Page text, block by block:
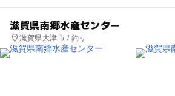
滋賀県南郷水産センター
滋賀県大津市 / 釣り